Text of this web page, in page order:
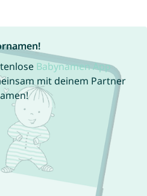
Babynamen App
mit deinem Partner